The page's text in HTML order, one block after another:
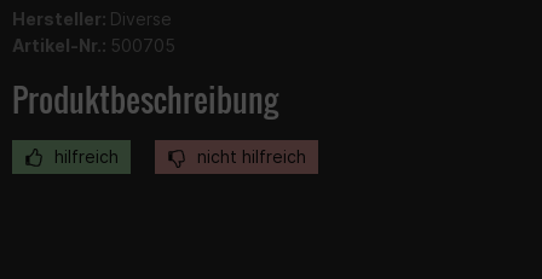
Hersteller: Diverse
Artikel-Nr.: 500705
Produktbeschreibung
hilfreich nicht hilfreich